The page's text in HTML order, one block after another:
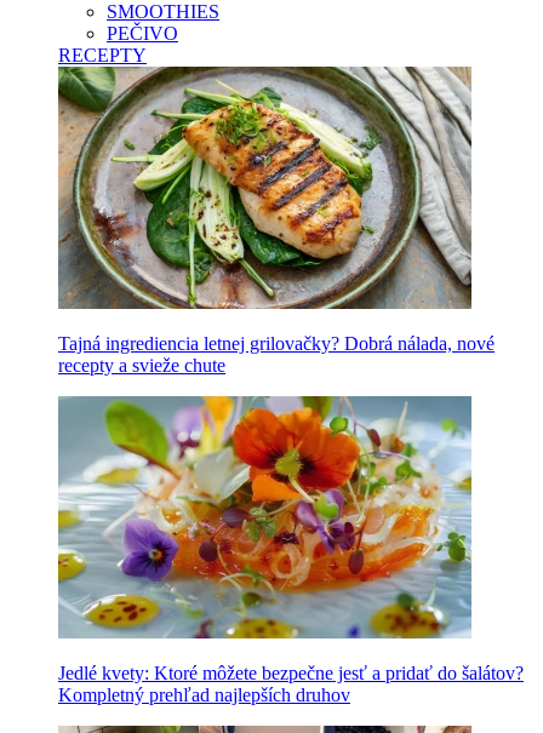
SMOOTHIES
PEČIVO
RECEPTY
Tajná ingrediencia letnej grilovačky? Dobrá nálada, nové
recepty a svieže chute
Jedlé kvety: Ktoré môžete bezpečne jesť a pridať do šalátov?
Kompletný prehľad najlepších druhov